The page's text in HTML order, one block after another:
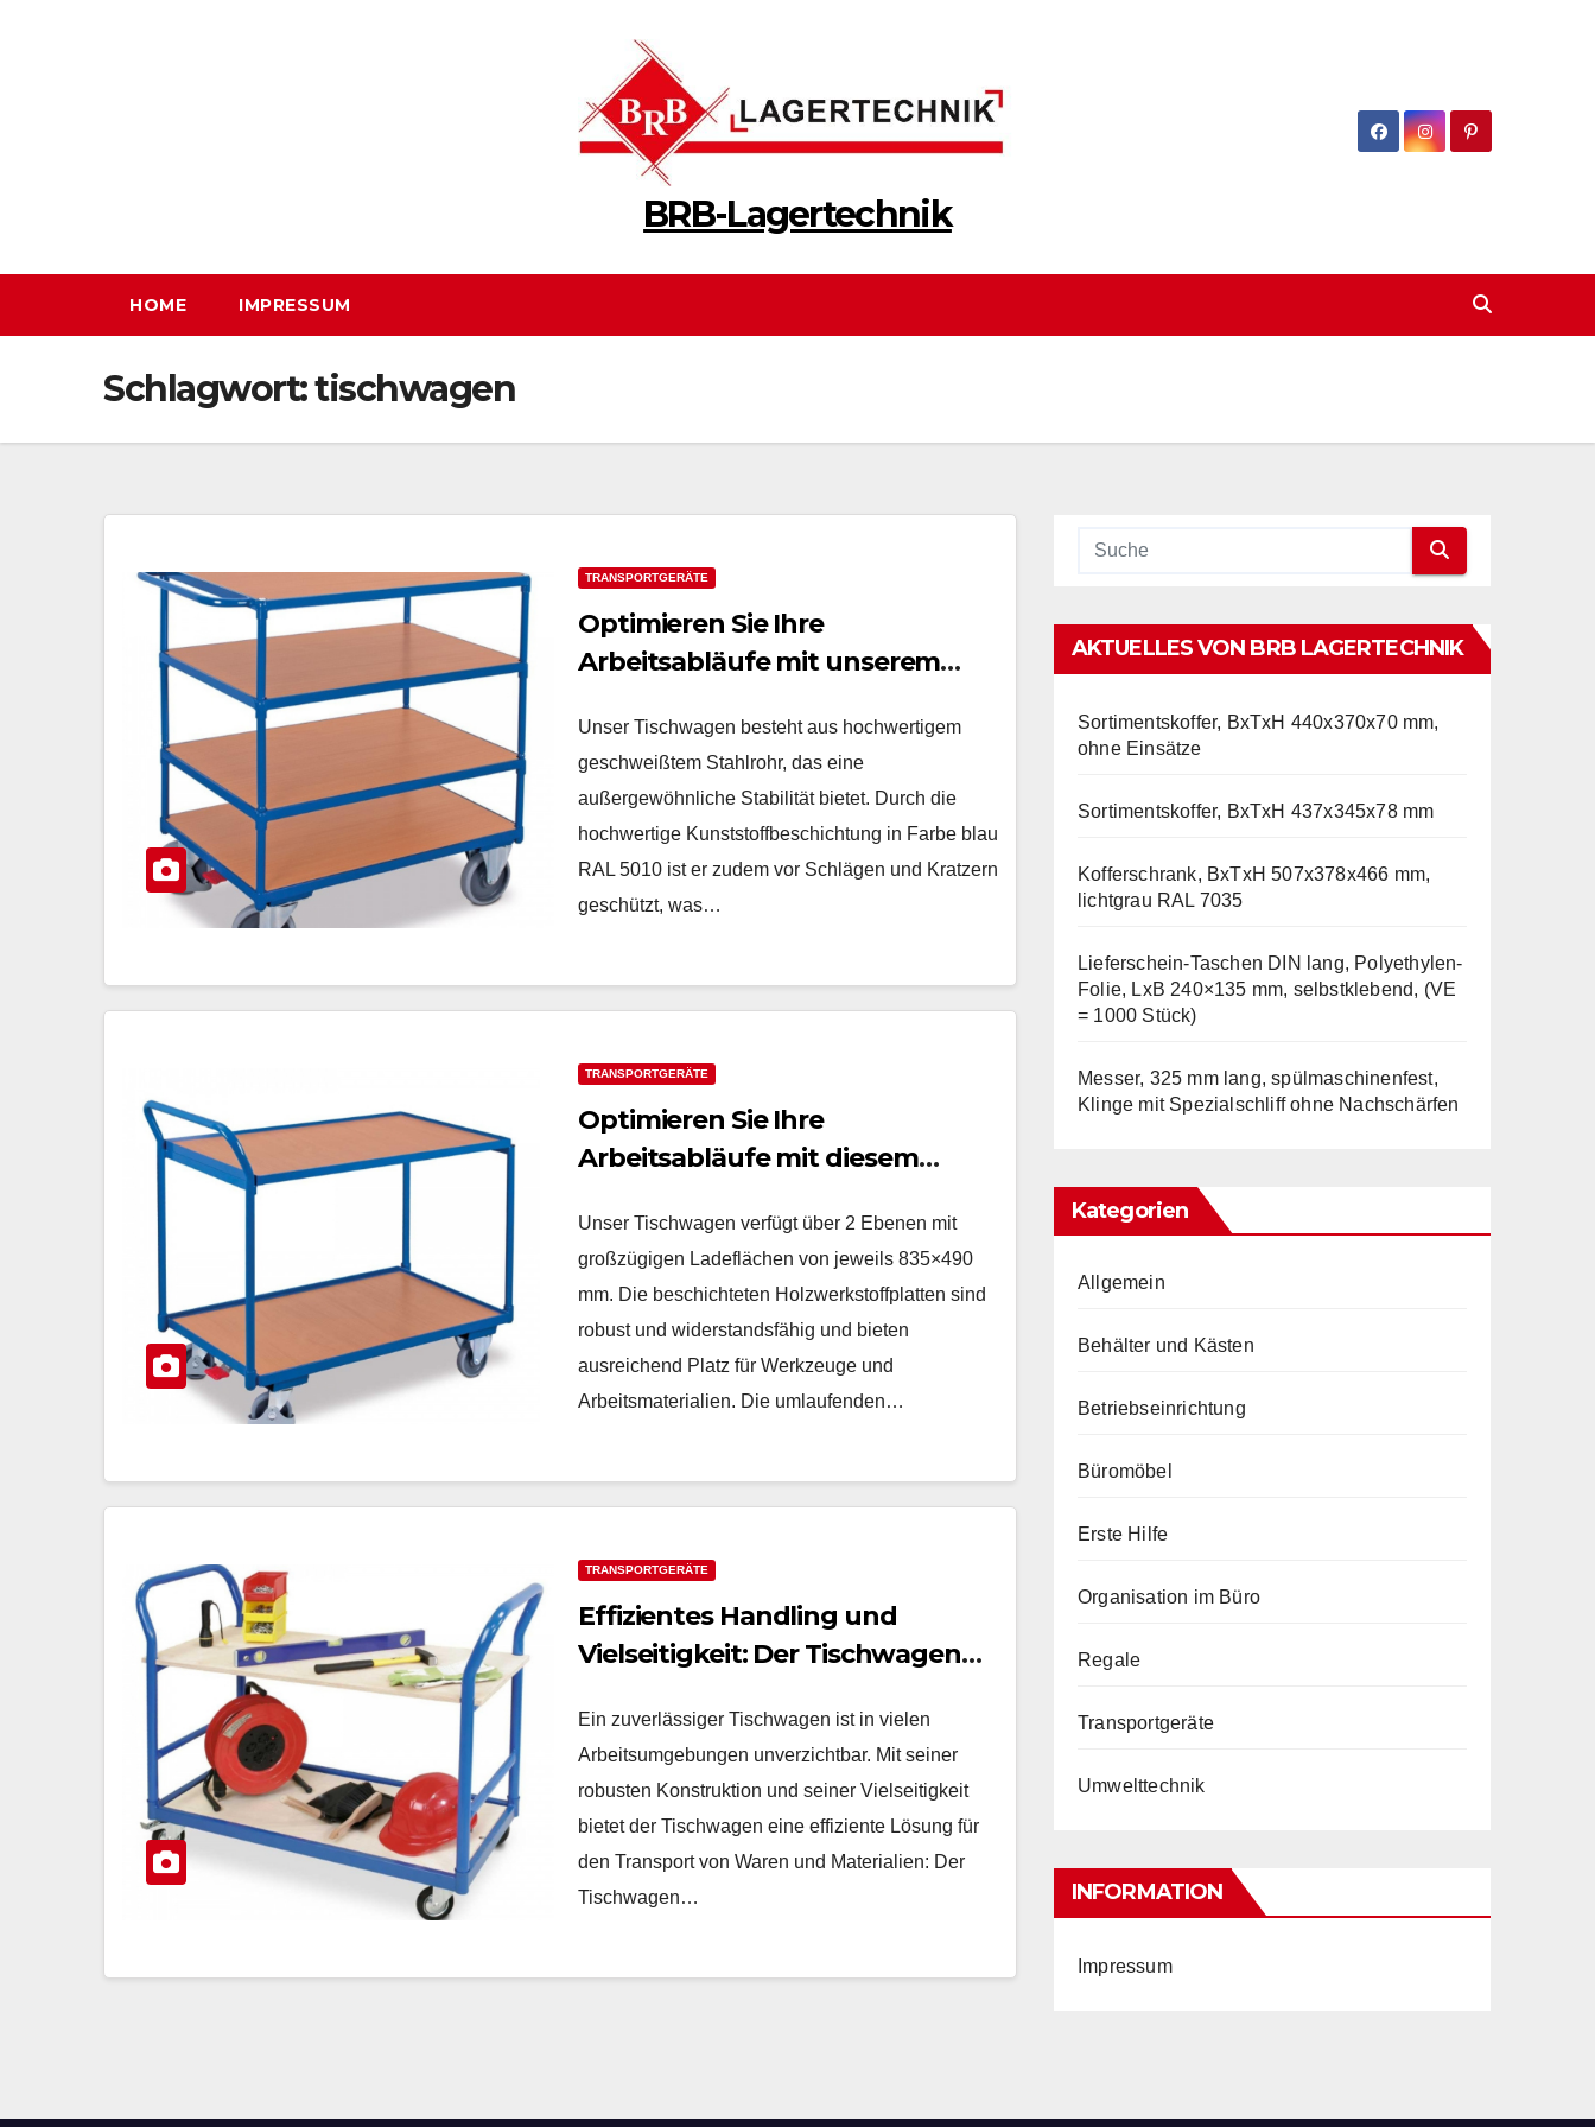
BRB-Lagertechnik
HOME IMPRESSUM
Schlagwort:tischwagen
TRANSPORTGERÄTE
Optimieren Sie Ihre
Arbeitsabläufe mit unserem
Unser Tischwagen besteht aus hochwertigem
geschweißtem Stahlrohr, das eine
außergewöhnliche Stabilität bietet. Durch die
hochwertige Kunststoffbeschichtung in Farbe blau
RAL 5010 ist er zudem vor Schlägen und Kratzern
geschützt, was…
TRANSPORTGERÄTE
Optimieren Sie Ihre
Arbeitsabläufe mit diesem
Unser Tischwagen verfügt über 2 Ebenen mit
großzügigen Ladeflächen von jeweils 835×490
mm. Die beschichteten Holzwerkstoffplatten sind
robust und widerstandsfähig und bieten
ausreichend Platz für Werkzeuge und
Arbeitsmaterialien. Die umlaufenden…
TRANSPORTGERÄTE
Effizientes Handling und
Vielseitigkeit: Der Tischwagen
Kommissionierbereich
Ein zuverlässiger Tischwagen ist in vielen
Arbeitsumgebungen unverzichtbar. Mit seiner
robusten Konstruktion und seiner Vielseitigkeit
bietet der Tischwagen eine effiziente Lösung für
den Transport von Waren und Materialien: Der
Tischwagen…
AKTUELLES VON BRB LAGERTECHNIK
Sortimentskoffer, BxTxH 440x370x70 mm,
ohne Einsätze
Sortimentskoffer, BxTxH 437x345x78 mm
Kofferschrank, BxTxH 507x378x466 mm,
lichtgrau RAL 7035
Lieferschein-Taschen DIN lang, Polyethylen-
Folie, LxB 240×135 mm, selbstklebend, (VE
= 1000 Stück)
Messer, 325 mm lang, spülmaschinenfest,
Klinge mit Spezialschliff ohne Nachschärfen
Kategorien
Allgemein
Behälter und Kästen
Betriebseinrichtung
Büromöbel
Erste Hilfe
Organisation im Büro
Regale
Transportgeräte
Umwelttechnik
INFORMATION
Impressum